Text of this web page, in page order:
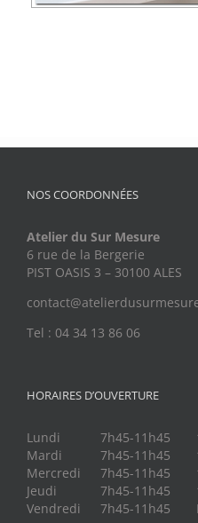
NOS COORDONNÉES
Atelier du Sur Mesure
6 rue de la Bergerie
PIST OASIS 3 – 30100 ALES
Tel : 04 34 13 86 06
HORAIRES D’OUVERTURE
Lundi 7h45-11h45
Mardi
7h45-11h45
Mercredi
7h45-11h45
Jeudi
7h45-11h45
Vendredi
7h45-11h45